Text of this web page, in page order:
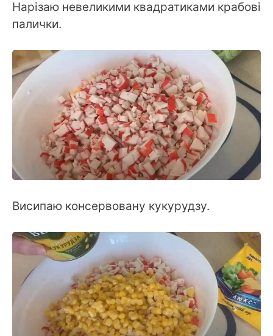
Нарізаю невеликими квадратиками крабові
палички.
Висипаю консервовану кукурудзу.